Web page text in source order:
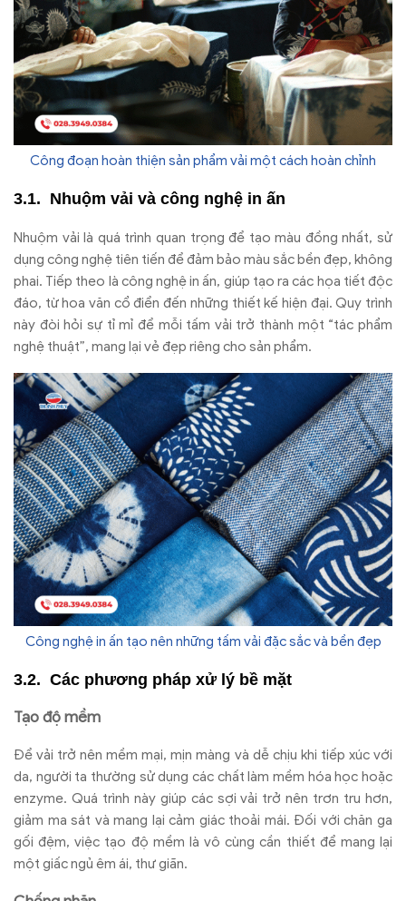
Công đoạn hoàn thiện sản phẩm vải một cách hoàn chỉnh
Nhuộm vải và công nghệ in ấn
Nhuộm vải là quá trình quan trọng để tạo màu đồng nhất, sử
dụng công nghệ tiên tiến để đảm bảo màu sắc bền đẹp, không
phai. Tiếp theo là công nghệ in ấn, giúp tạo ra các họa tiết độc
đáo, từ hoa văn cổ điển đến những thiết kế hiện đại. Quy trình
này đòi hỏi sự tỉ mỉ để mỗi tấm vải trở thành một “tác phẩm
nghệ thuật”, mang lại vẻ đẹp riêng cho sản phẩm.
Công nghệ in ấn tạo nên những tấm vải đặc sắc và bền đẹp
Các phương pháp xử lý bề mặt
Tạo độ mềm
Để vải trở nên mềm mại, mịn màng và dễ chịu khi tiếp xúc với
da, người ta thường sử dụng các chất làm mềm hóa học hoặc
enzyme. Quá trình này giúp các sợi vải trở nên trơn tru hơn,
giảm ma sát và mang lại cảm giác thoải mái. Đối với chăn ga
gối đệm, việc tạo độ mềm là vô cùng cần thiết để mang lại
một giấc ngủ êm ái, thư giãn.